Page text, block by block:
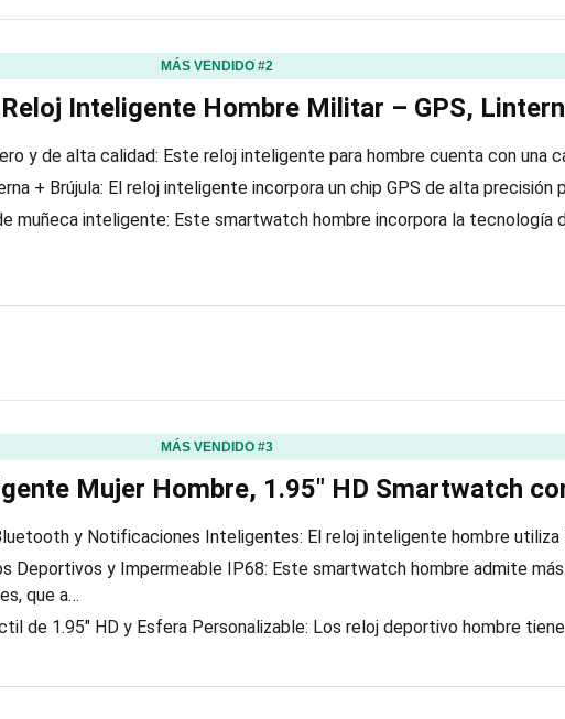
MÁS VENDIDO #2
Inteligente Hombre Militar – GPS,
y de alta calidad: Este reloj inteligente para hombre cuenta con una
+ Brújula: El reloj inteligente incorpora un chip GPS de alta
muñeca inteligente: Este smartwatch hombre incorpora la tecnología
MÁS VENDIDO #3
Mujer Hombre, 1.95″ HD Smartwatch
y Notificaciones Inteligentes: El reloj inteligente hombre
Deportivos y Impermeable IP68: Este smartwatch hombre admite
que a…
de 1.95″ HD y Esfera Personalizable: Los reloj deportivo hombre